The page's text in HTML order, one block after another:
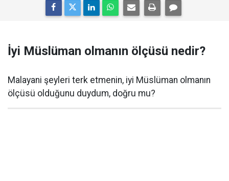
İyi Müslüman olmanın ölçüsü nedir?
Malayani şeyleri terk etmenin, iyi Müslüman olmanın
ölçüsü olduğunu duydum, doğru mu?